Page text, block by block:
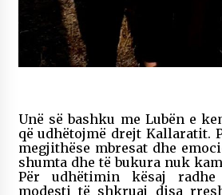
Unë së bashku me Lubën e
që udhëtojmë drejt Kallaratit.
megjithëse mbresat dhe
shumta dhe të bukura nuk
Për udhëtimin kësaj
modesti të shkruaj disa